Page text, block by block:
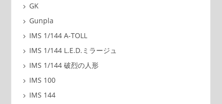
GK
Gunpla
IMS 1/144 A-TOLL
IMS 1/144 L.E.D.ミラージュ
IMS 1/144 破烈の人形
IMS 100
IMS 144